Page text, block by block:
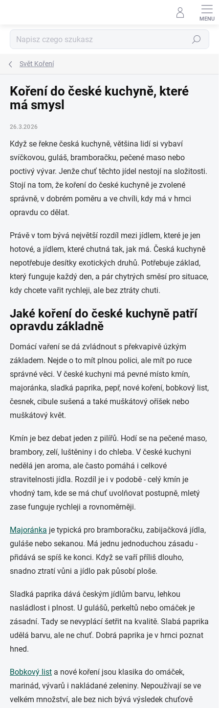
Szukaj
Svět Koření
Koření do české kuchyně, které
má smysl
26.3.2026
Když se řekne česká kuchyně, většina lidí si vybaví
svíčkovou, guláš, bramboračku, pečené maso nebo
poctivý vývar. Jenže chuť těchto jídel nestojí na složitosti.
Stojí na tom, že koření do české kuchyně je zvolené
správně, v dobrém poměru a ve chvíli, kdy má v hrnci
opravdu co dělat.
Právě v tom bývá největší rozdíl mezi jídlem, které je jen
hotové, a jídlem, které chutná tak, jak má. Česká kuchyně
nepotřebuje desítky exotických druhů. Potřebuje základ,
který funguje každý den, a pár chytrých směsí pro situace,
kdy chcete vařit rychleji, ale bez ztráty chuti.
Jaké koření do české kuchyně patří
opravdu základně
Domácí vaření se dá zvládnout s překvapivě úzkým
základem. Nejde o to mít plnou polici, ale mít po ruce
správné věci. V české kuchyni má pevné místo kmín,
majoránka, sladká paprika, pepř, nové koření, bobkový list,
česnek, cibule sušená a také muškátový oříšek nebo
muškátový květ.
Kmín je bez debat jeden z pilířů. Hodí se na pečené maso,
brambory, zelí, luštěniny i do chleba. V české kuchyni
nedělá jen aroma, ale často pomáhá i celkové
stravitelnosti jídla. Rozdíl je i v podobě - celý kmín je
vhodný tam, kde se má chuť uvolňovat postupně, mletý
zase funguje rychleji a rovnoměrněji.
Majoránka je typická pro bramboračku, zabijačková jídla,
guláše nebo sekanou. Má jednu jednoduchou zásadu -
přidává se spíš ke konci. Když se vaří příliš dlouho,
snadno ztratí vůni a jídlo pak působí ploše.
Sladká paprika dává českým jídlům barvu, lehkou
nasládlost i plnost. U gulášů, perkeltů nebo omáček je
zásadní. Tady se nevyplácí šetřit na kvalitě. Slabá paprika
udělá barvu, ale ne chuť. Dobrá paprika je v hrnci poznat
hned.
Bobkový list a nové koření jsou klasika do omáček,
marinád, vývarů i nakládané zeleniny. Nepoužívají se ve
velkém množství, ale bez nich bývá výsledek chuťově